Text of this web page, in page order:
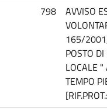
798
AVVISO
165/
POSTO
LOCALE
TEMPO